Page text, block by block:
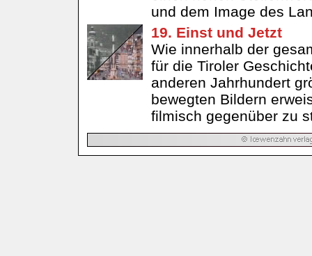
und dem Image des
19. Einst und Jetzt
Wie innerhalb der
für die Tiroler
anderen Jahrhundert
bewegten Bildern
filmisch gegenüber zu